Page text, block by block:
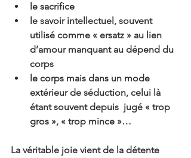
le sacrifice
le savoir intellectuel, souvent
utilisé comme « ersatz » au lien
d’amour manquant au dépend du
corps
le corps mais dans un mode
extérieur de séduction, celui là
étant souvent depuis  jugé « trop
gros », « trop mince »…
La véritable joie vient de la détente